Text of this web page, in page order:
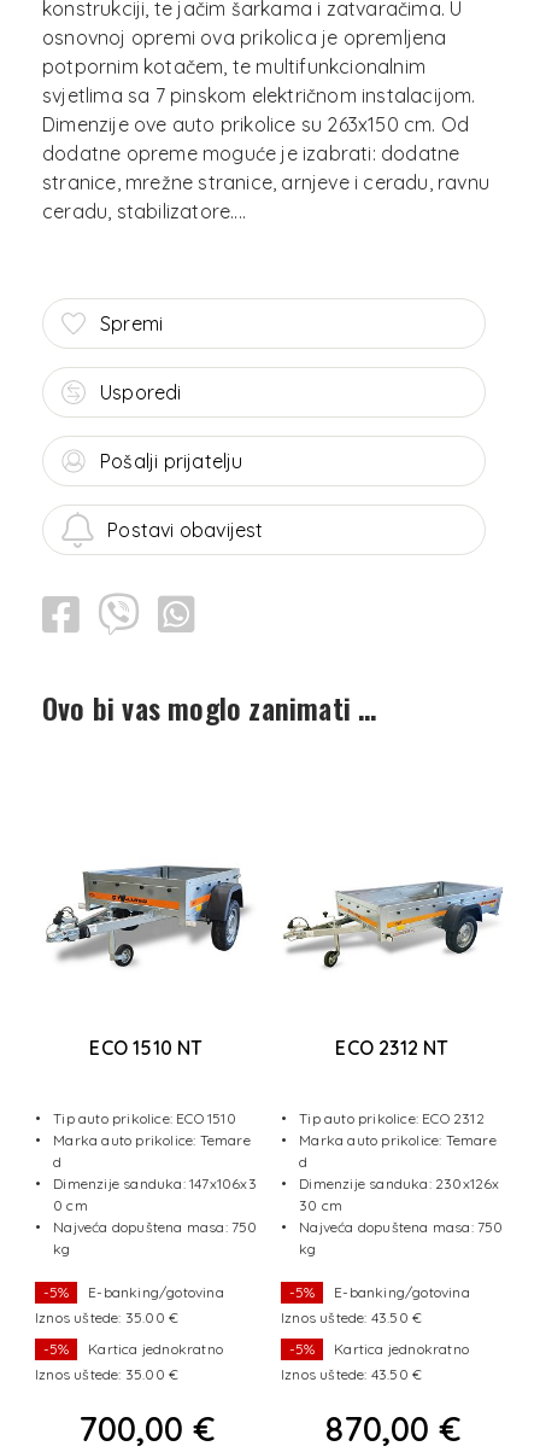
konstrukciji, te jačim šarkama i zatvaračima. U
osnovnoj opremi ova prikolica je opremljena
potpornim kotačem, te multifunkcionalnim
svjetlima sa 7 pinskom električnom instalacijom.
Dimenzije ove auto prikolice su 263x150 cm. Od
dodatne opreme moguće je izabrati: dodatne
stranice, mrežne stranice, arnjeve i ceradu, ravnu
Spremi
Usporedi
Pošalji prijatelju
Postavi obavijest
Ovo bi vas moglo zanimati …
ECO 1510 NT
Tip auto prikolice: ECO 1510
Marka auto prikolice: Temare
d
Dimenzije sanduka: 147x106x3
0 cm
Najveća dopuštena masa: 750
kg
-5%
E-banking/gotovina
Iznos uštede: 35.00 €
-5%
Kartica jednokratno
Iznos uštede: 35.00 €
700,00 €
ECO 2312 NT
Tip auto prikolice: ECO 2312
Marka auto prikolice: Temare
d
Dimenzije sanduka: 230x126x
30 cm
Najveća dopuštena masa: 750
kg
-5%
E-banking/gotovina
Iznos uštede: 43.50 €
-5%
Kartica jednokratno
Iznos uštede: 43.50 €
870,00 €